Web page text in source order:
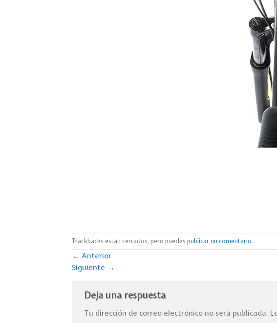
Trackbacks están cerrados, pero puedes publicar un comentario.
← Anterior
Siguiente →
Deja una respuesta
Tu dirección de correo electrónico no será publicada.